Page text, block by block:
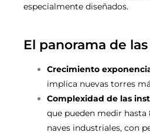
especialmente diseñados.
El panorama de
Crecimiento
implica nuevas torres
Complexidad de las
que pueden medir
naves industriales, con